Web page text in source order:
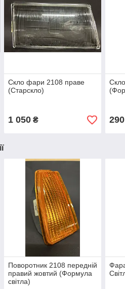
Скло фари 2108 праве
(Старскло)
1 050₴ 290
Поворотник 2108 передній
правий жовтий (Формула
світла)